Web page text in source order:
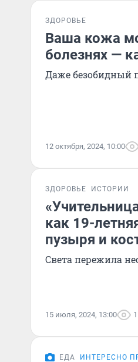
ЗДОРОВЬЕ
Ваша кожа
болезнях —
Даже безобидный
12 октября, 2024, 10:00
ЗДОРОВЬЕ ИСТОРИИ
как 19-
пузыря и
Света пережила
15 июля, 2024, 13:00
ЕДА ИНТЕРЕСНО